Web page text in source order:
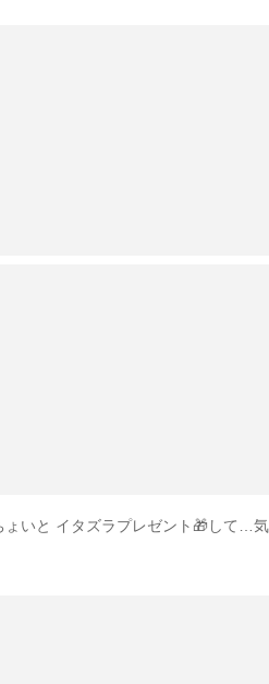
ょいと イタズラプレゼント🎁して…気